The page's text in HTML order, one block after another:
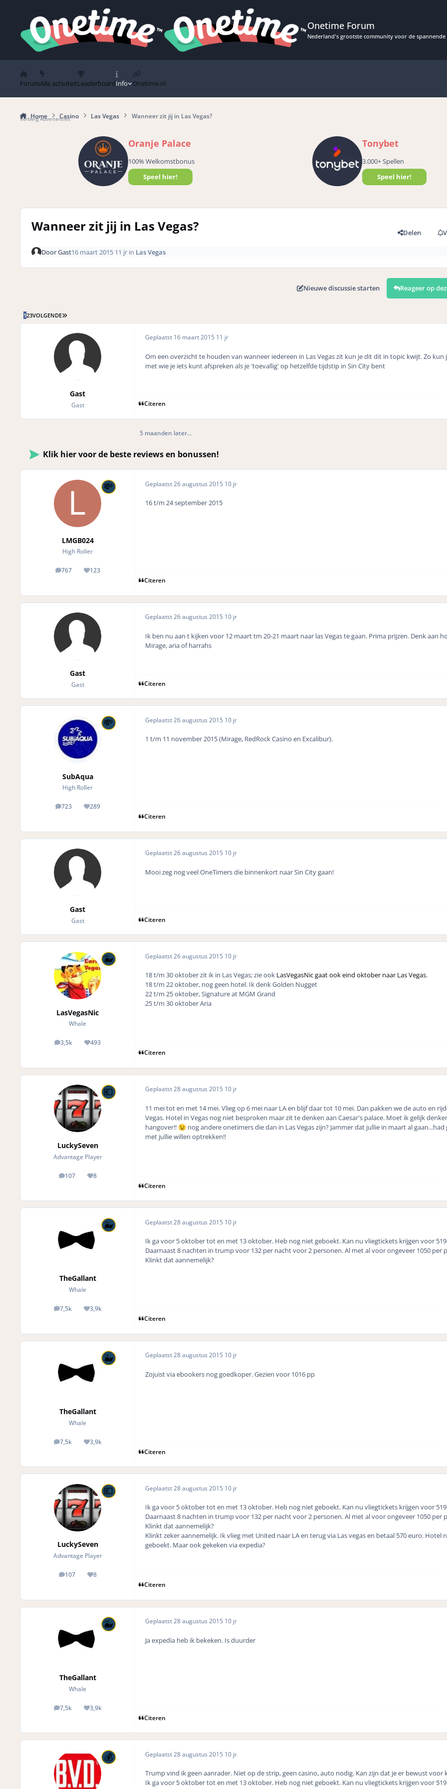
Onetime Forum
Nederland's grootste community voor de spannende
ForumAlle activiteitLeaderboardInfo Onetime.nl
Home Casino Las Vegas Wanneer zit jij in Las Vegas?
Verberg Advertenties
Oranje Palace
100% Welkomstbonus
Speel hier!
Tonybet
3.000+ Spellen
Speel hier!
Wanneer zit jij in Las Vegas? Delen
DoorGast16 maart 2015 11 jrin Las Vegas
Nieuwe discussie starten Reageer op
123VOLGENDE LAATSTE PAGINA
Gast
Gast
Geplaatst 16 maart 2015 11 jr
Om een overzicht te houden van wanneer iedereen in Las Vegas zit kun je dit dit in topic kwijt. Zo kun
met wie je iets kunt afspreken als je 'toevallig' op hetzelfde tijdstip in Sin City bent
Citeren
5 maanden later...
Klik hier voor de beste reviews en bonussen!
LMGB024
High Roller
767
posts 123
Reputation
Geplaatst26 augustus 2015 10 jr
16 t/m 24 september 2015
Citeren
Gast
Gast
Geplaatst26 augustus 2015 10 jr
Ik ben nu aan t kijken voor 12 maart tm 20-21 maart naar las Vegas te gaan. Prima prijzen. Denk aan
Mirage, aria of harrahs
Citeren
SubAqua
High Roller
723
posts 289
Reputation
Geplaatst26 augustus 2015 10 jr
1 t/m 11 november 2015 (Mirage, RedRock Casino en Excalibur).
Citeren
Gast
Gast
Geplaatst26 augustus 2015 10 jr
Mooi zeg nog veel OneTimers die binnenkort naar Sin City gaan!
Citeren
LasVegasNic
Whale
3,5k
posts 493
Reputation
Geplaatst26 augustus 2015 10 jr
18 t/m 30 oktober zit ik in Las Vegas; zie ook LasVegasNic gaat ook eind oktober naar Las Vegas.
18 t/m 22 oktober, nog geen hotel. Ik denk Golden Nugget
22 t/m 25 oktober, Signature at MGM Grand
25 t/m 30 oktober Aria
Citeren
LuckySeven
Advantage Player
107
posts 8
Reputation
Geplaatst28 augustus 2015 10 jr
11 mei tot en met 14 mei. Vlieg op 6 mei naar LA en blijf daar tot 10 mei. Dan pakken we de auto en
Vegas. Hotel in Vegas nog niet besproken maar zit te denken aan Caesar's palace. Moet ik gelijk
hangover!! 😉nog andere onetimers die dan in Las Vegas zijn? Jammer dat jullie in maart al gaan...had
met jullie willen optrekken!!
Citeren
TheGallant
Whale
7,5k
posts 3,9k
Reputation
Geplaatst28 augustus 2015 10 jr
Ik ga voor 5 oktober tot en met 13 oktober. Heb nog niet geboekt. Kan nu vliegtickets krijgen voor
Daarnaast 8 nachten in trump voor 132 per nacht voor 2 personen. Al met al voor ongeveer 1050 per
Klinkt dat aannemelijk?
Citeren
TheGallant
Whale
7,5k
posts 3,9k
Reputation
Geplaatst28 augustus 2015 10 jr
Zojuist via ebookers nog goedkoper. Gezien voor 1016 pp
Citeren
LuckySeven
Advantage Player
107
posts 8
Reputation
Geplaatst28 augustus 2015 10 jr
Ik ga voor 5 oktober tot en met 13 oktober. Heb nog niet geboekt. Kan nu vliegtickets krijgen voor
Daarnaast 8 nachten in trump voor 132 per nacht voor 2 personen. Al met al voor ongeveer 1050 per
Klinkt dat aannemelijk?
Klinkt zeker aannemelijk. Ik vlieg met United naar LA en terug via Las vegas en betaal 570 euro. Hotel
geboekt. Maar ook gekeken via expedia?
Citeren
TheGallant
Whale
7,5k
posts 3,9k
Reputation
Geplaatst28 augustus 2015 10 jr
Ja expedia heb ik bekeken. Is duurder
Citeren
Geplaatst28 augustus 2015 10 jr
Trump vind ik geen aanrader. Niet op de strip, geen casino, auto nodig. Kan zijn dat je er bewust voor
Ik ga voor 5 oktober tot en met 13 oktober. Heb nog niet geboekt. Kan nu vliegtickets krijgen voor